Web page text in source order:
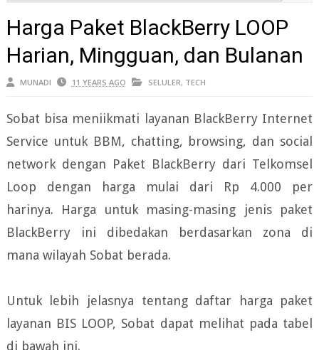
Harga Paket BlackBerry LOOP
Harian, Mingguan, dan Bulanan
MUNADI 11 YEARS AGO SELULER, TECH
Sobat bisa meniikmati layanan BlackBerry Internet
Service untuk BBM, chatting, browsing, dan social
network dengan Paket BlackBerry dari Telkomsel
Loop dengan harga mulai dari Rp 4.000 per
harinya. Harga untuk masing-masing jenis paket
BlackBerry ini dibedakan berdasarkan zona di
mana wilayah Sobat berada.
Untuk lebih jelasnya tentang daftar harga paket
layanan BIS LOOP, Sobat dapat melihat pada tabel
di bawah ini.